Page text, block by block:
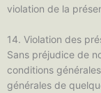
violation de la
14. Violation des
Sans préjudice de
conditions
générales de